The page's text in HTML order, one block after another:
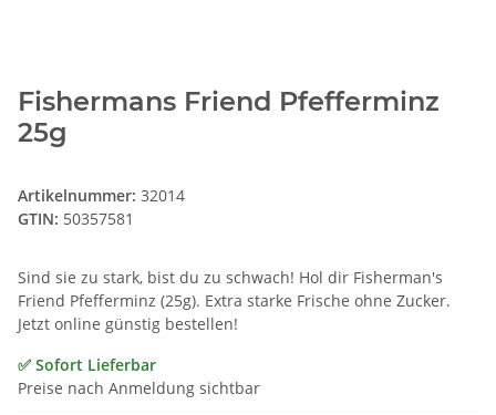
Fishermans Friend Pfefferminz
25g
Artikelnummer: 32014
GTIN: 50357581
Sind sie zu stark, bist du zu schwach! Hol dir Fisherman's
Friend Pfefferminz (25g). Extra starke Frische ohne Zucker.
Jetzt online günstig bestellen!
✅ Sofort Lieferbar
Preise nach Anmeldung sichtbar